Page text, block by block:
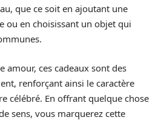
que ce soit en ajoutant une
ou en choisissant un objet qui
amour, ces cadeaux sont des
renforçant ainsi le caractère
célébré. En offrant quelque chose
sens, vous marquerez cette